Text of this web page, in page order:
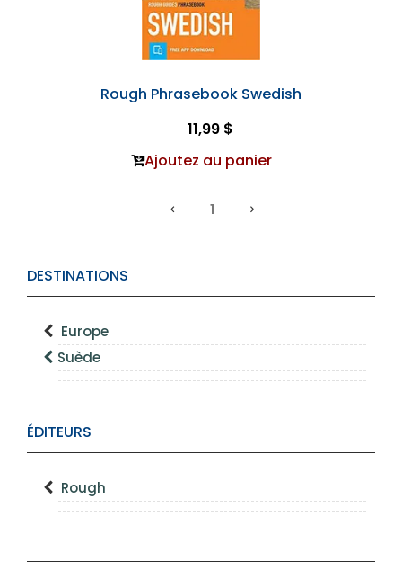
DESTINATIONS
Europe
Suède
ÉDITEURS
Rough
Rough Phrasebook Swedish
11,99 $
Ajoutez au panier
1